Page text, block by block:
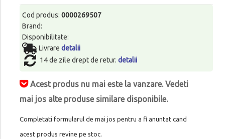
Cod produs: 0000269507
Brand:
Disponibilitate:
Livrare detalii
14 de zile drept de retur. detalii
Acest produs nu mai este la vanzare. Vedeti
mai jos alte produse similare disponibile.
Completati formularul de mai jos pentru a fi anuntat cand
acest produs revine pe stoc.